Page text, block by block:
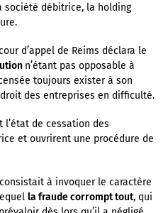
société débitrice, la holding
d’appel de Reims déclara le
n’étant pas opposable à
toujours exister à son
des entreprises en difficulté.
l’état de cessation des
et ouvrirent une procédure de
à invoquer le caractère
la fraude corrompt tout, qui